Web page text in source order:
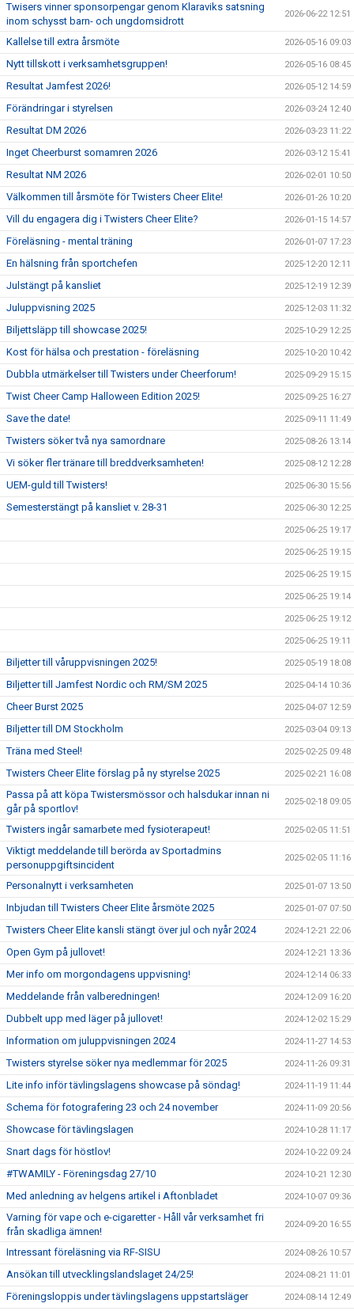
Twisers vinner sponsorpengar genom Klaraviks satsning
inom schysst barn- och ungdomsidrott
2026-06-22 12:51
Kallelse till extra årsmöte 2026-05-16 09:03
Nytt tillskott i verksamhetsgruppen! 2026-05-16 08:45
Resultat Jamfest 2026! 2026-05-12 14:59
Förändringar i styrelsen 2026-03-24 12:40
Resultat DM 2026 2026-03-23 11:22
Inget Cheerburst somamren 2026 2026-03-12 15:41
Resultat NM 2026 2026-02-01 10:50
Välkommen till årsmöte för Twisters Cheer Elite! 2026-01-26 10:20
Vill du engagera dig i Twisters Cheer Elite? 2026-01-15 14:57
Föreläsning - mental träning 2026-01-07 17:23
En hälsning från sportchefen 2025-12-20 12:11
Julstängt på kansliet 2025-12-19 12:39
Juluppvisning 2025 2025-12-03 11:32
Biljettsläpp till showcase 2025! 2025-10-29 12:25
Kost för hälsa och prestation - föreläsning 2025-10-20 10:42
Dubbla utmärkelser till Twisters under Cheerforum! 2025-09-29 15:15
Twist Cheer Camp Halloween Edition 2025! 2025-09-25 16:27
Save the date! 2025-09-11 11:49
Twisters söker två nya samordnare 2025-08-26 13:14
Vi söker fler tränare till breddverksamheten! 2025-08-12 12:28
UEM-guld till Twisters! 2025-06-30 15:56
Semesterstängt på kansliet v. 28-31 2025-06-30 12:25
2025-06-25 19:17
2025-06-25 19:15
2025-06-25 19:15
2025-06-25 19:14
2025-06-25 19:12
2025-06-25 19:11
Biljetter till våruppvisningen 2025! 2025-05-19 18:08
Biljetter till Jamfest Nordic och RM/SM 2025 2025-04-14 10:36
Cheer Burst 2025 2025-04-07 12:59
Biljetter till DM Stockholm 2025-03-04 09:13
Träna med Steel! 2025-02-25 09:48
Twisters Cheer Elite förslag på ny styrelse 2025 2025-02-21 16:08
Passa på att köpa Twistersmössor och halsdukar innan ni
går på sportlov!
2025-02-18 09:05
Twisters ingår samarbete med fysioterapeut! 2025-02-05 11:51
Viktigt meddelande till berörda av Sportadmins
personuppgiftsincident
2025-02-05 11:16
Personalnytt i verksamheten 2025-01-07 13:50
Inbjudan till Twisters Cheer Elite årsmöte 2025 2025-01-07 07:50
Twisters Cheer Elite kansli stängt över jul och nyår 2024 2024-12-21 22:06
Open Gym på jullovet! 2024-12-21 13:36
Mer info om morgondagens uppvisning! 2024-12-14 06:33
Meddelande från valberedningen! 2024-12-09 16:20
Dubbelt upp med läger på jullovet! 2024-12-02 15:29
Information om juluppvisningen 2024 2024-11-27 14:53
Twisters styrelse söker nya medlemmar för 2025 2024-11-26 09:31
Lite info inför tävlingslagens showcase på söndag! 2024-11-19 11:44
Schema för fotografering 23 och 24 november 2024-11-09 20:56
Showcase för tävlingslagen 2024-10-28 11:17
Snart dags för höstlov! 2024-10-22 09:24
#TWAMILY - Föreningsdag 27/10 2024-10-21 12:30
Med anledning av helgens artikel i Aftonbladet 2024-10-07 09:36
Varning för vape och e-cigaretter - Håll vår verksamhet fri
från skadliga ämnen!
2024-09-20 16:55
Intressant föreläsning via RF-SISU 2024-08-26 10:57
Ansökan till utvecklingslandslaget 24/25! 2024-08-21 11:01
Föreningsloppis under tävlingslagens uppstartsläger 2024-08-14 12:49